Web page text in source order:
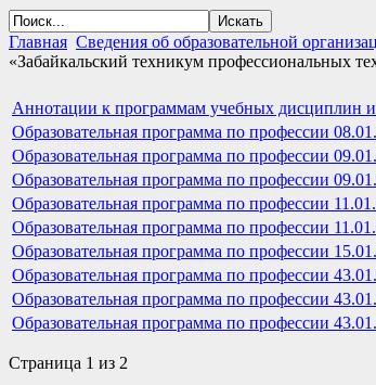
Главная Сведения об образовательной
«Забайкальский техникум профессиональных
Аннотации к программам учебных дисциплин
Образовательная программа по профессии
Образовательная программа по профессии
Образовательная программа по профессии
Образовательная программа по профессии
Образовательная программа по профессии
Образовательная программа по профессии
Образовательная программа по профессии
Образовательная программа по профессии
Образовательная программа по профессии
Страница 1 из 2